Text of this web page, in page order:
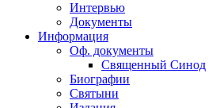
Интервью
Документы
Информация
Оф. документы
Священный Синод
Биографии
Святыни